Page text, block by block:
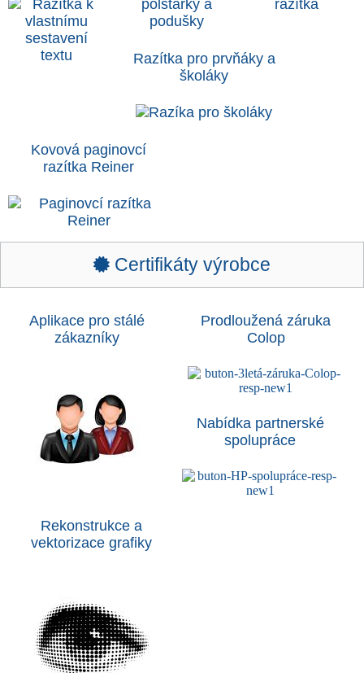
Razítka pro prvňáky a
školáky
Kovová paginovcí
razítka Reiner
Certifikáty výrobce
Aplikace pro stálé
zákazníky
Prodloužená záruka
Colop
Nabídka partnerské
spolupráce
Rekonstrukce a
vektorizace grafiky